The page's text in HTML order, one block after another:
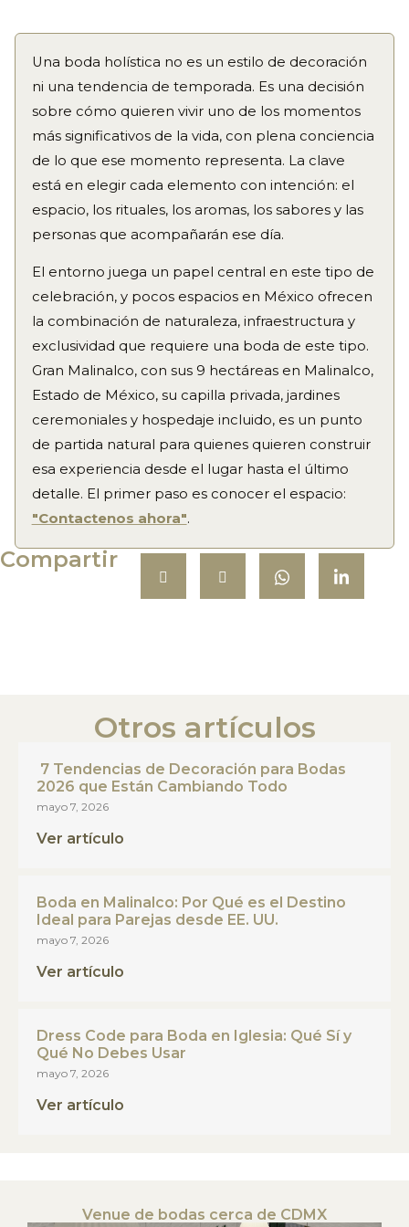
venir de elegir un venue que ya tenga el entorno
natural como protagonista, reduciendo la necesidad
de crear artificialmente una atmósfera que el
espacio ya ofrece.
Ciudad de México y cuenta con una energía natural
que muchos novios describen como ideal para una
ceremonia consciente.
valores de la pareja y los integre en cada momento
de la ceremonia. Muchos venues especializados en
bodas de este tipo tienen una red de celebrantes de
confianza con los que trabajan regularmente.
Una boda holística no es un estilo de decoración
ni una tendencia de temporada. Es una decisión
sobre cómo quieren vivir uno de los momentos
más significativos de la vida, con plena conciencia
de lo que ese momento representa. La clave
está en elegir cada elemento con intención: el
espacio, los rituales, los aromas, los sabores y las
personas que acompañarán ese día.
El entorno juega un papel central en este tipo de
celebración, y pocos espacios en México ofrecen
la combinación de naturaleza, infraestructura y
exclusividad que requiere una boda de este tipo.
Gran Malinalco, con sus 9 hectáreas en Malinalco,
Estado de México, su capilla privada, jardines
ceremoniales y hospedaje incluido, es un punto
de partida natural para quienes quieren construir
esa experiencia desde el lugar hasta el último
detalle. El primer paso es conocer el espacio:
"Contactenos ahora".
Compartir
Otros artículos
7 Tendencias de Decoración para Bodas
2026 que Están Cambiando Todo
mayo 7, 2026
Ver artículo
Boda en Malinalco: Por Qué es el Destino
Ideal para Parejas desde EE. UU.
mayo 7, 2026
Ver artículo
Dress Code para Boda en Iglesia: Qué Sí y
Qué No Debes Usar
mayo 7, 2026
Ver artículo
Venue de bodas cerca de CDMX